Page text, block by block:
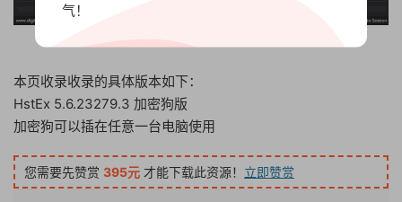
本页收录收录的具体版本如下：
HstEx 5.6.23279.3 加密狗版
加密狗可以插在任意一台电脑使用
您需要先赞赏 395元 才能下载此资源！ 立即赞赏
气！